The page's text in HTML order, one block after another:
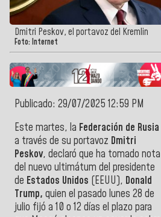
Dmitri Peskov, el portavoz del Kremlin
Foto: Internet
Publicado: 29/07/2025 12:59 PM
Este martes, la Federación de Rusia
a través de su portavoz Dmitri
Peskov, declaró que ha tomado nota
del nuevo ultimátum del presidente
de Estados Unidos (EEUU), Donald
Trump, quien el pasado lunes 28 de
julio fijó a 10 o 12 días el plazo para